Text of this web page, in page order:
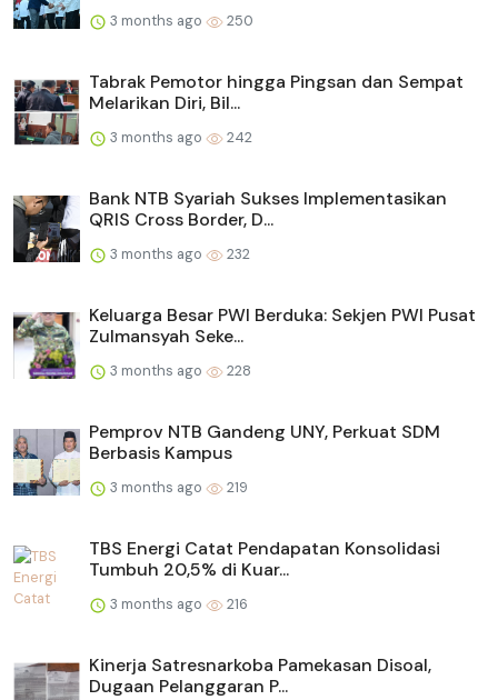
3 months ago 250
Tabrak Pemotor hingga Pingsan dan Sempat
Melarikan Diri, Bil...
3 months ago 242
Bank NTB Syariah Sukses Implementasikan
QRIS Cross Border, D...
3 months ago 232
Keluarga Besar PWI Berduka: Sekjen PWI Pusat
Zulmansyah Seke...
3 months ago 228
Pemprov NTB Gandeng UNY, Perkuat SDM
Berbasis Kampus
3 months ago 219
TBS Energi Catat Pendapatan Konsolidasi
Tumbuh 20,5% di Kuar...
3 months ago 216
Kinerja Satresnarkoba Pamekasan Disoal,
Dugaan Pelanggaran P...